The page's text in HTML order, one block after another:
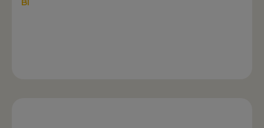
BI